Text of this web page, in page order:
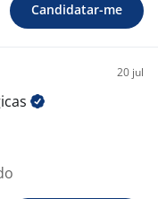
Candidatar-me
20 jul